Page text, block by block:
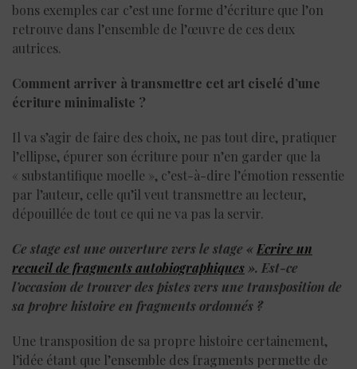
bons exemples car c’est une forme d’écriture que l’on
retrouve dans l’ensemble de l’œuvre de ces deux
autrices.
Comment arriver à transmettre cet art ciselé d’une
écriture minimaliste ?
Il va s’agir de faire des choix, ne pas tout dire, pratiquer
l’ellipse, épurer son écriture pour n’en garder que la
« substantifique moelle », c’est-à-dire l’émotion ressentie
par l’auteur, celle qu’il veut transmettre au lecteur,
dépouillée de tout ce qui ne va pas la servir.
Ce stage est une ouverture vers le stage « Ecrire un
recueil de fragments autobiographiques ». Est-ce
l’occasion de trouver des pistes vers une transposition de
sa propre histoire en fragments ordonnés ?
Une transposition de sa propre histoire certainement,
l’idée étant que l’ensemble des fragments permette de